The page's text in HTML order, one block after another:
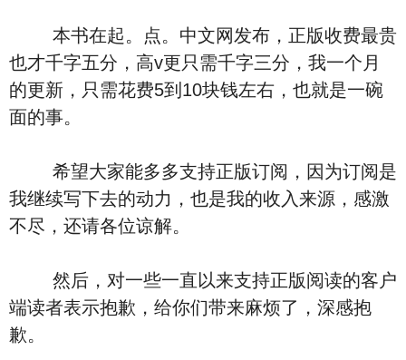
本书在起。点。中文网发布，正版收费最贵
也才千字五分，高v更只需千字三分，我一个月
的更新，只需花费5到10块钱左右，也就是一碗
面的事。
希望大家能多多支持正版订阅，因为订阅是
我继续写下去的动力，也是我的收入来源，感激
不尽，还请各位谅解。
然后，对一些一直以来支持正版阅读的客户
端读者表示抱歉，给你们带来麻烦了，深感抱
歉。